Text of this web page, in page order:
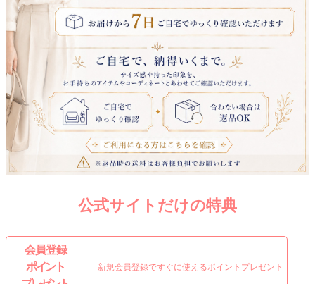
公式サイトだけの特典
会 員 登 録
ポイント
新規会員登録ですぐに使えるポイントプレゼント